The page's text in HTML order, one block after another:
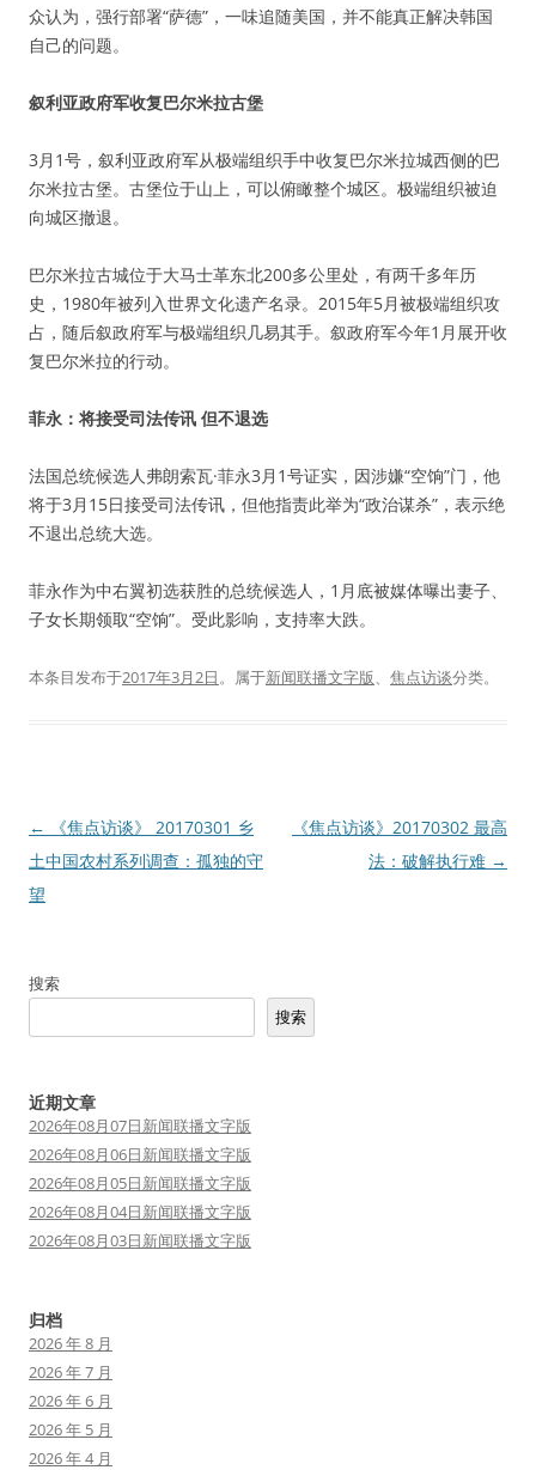
众认为，强行部署“萨德”，一味追随美国，并不能真正解决韩国
自己的问题。
叙利亚政府军收复巴尔米拉古堡
3月1号，叙利亚政府军从极端组织手中收复巴尔米拉城西侧的巴
尔米拉古堡。古堡位于山上，可以俯瞰整个城区。极端组织被迫
向城区撤退。
巴尔米拉古城位于大马士革东北200多公里处，有两千多年历
史，1980年被列入世界文化遗产名录。2015年5月被极端组织攻
占，随后叙政府军与极端组织几易其手。叙政府军今年1月展开收
复巴尔米拉的行动。
菲永：将接受司法传讯 但不退选
法国总统候选人弗朗索瓦·菲永3月1号证实，因涉嫌“空饷”门，他
将于3月15日接受司法传讯，但他指责此举为“政治谋杀”，表示绝
不退出总统大选。
菲永作为中右翼初选获胜的总统候选人，1月底被媒体曝出妻子、
子女长期领取“空饷”。受此影响，支持率大跌。
本条目发布于2017年3月2日。属于新闻联播文字版、 焦点访谈分类。
文
章
导
←
《焦点访谈》 20170301 乡
土中国农村系列调查：孤独的守
望
《焦点访谈》20170302 最高
法：破解执行难 →
搜索
搜索
近期文章
2026年08月07日新闻联播文字版
2026年08月06日新闻联播文字版
2026年08月05日新闻联播文字版
2026年08月04日新闻联播文字版
2026年08月03日新闻联播文字版
归档
2026 年 8 月
2026 年 7 月
2026 年 6 月
2026 年 5 月
2026 年 4 月